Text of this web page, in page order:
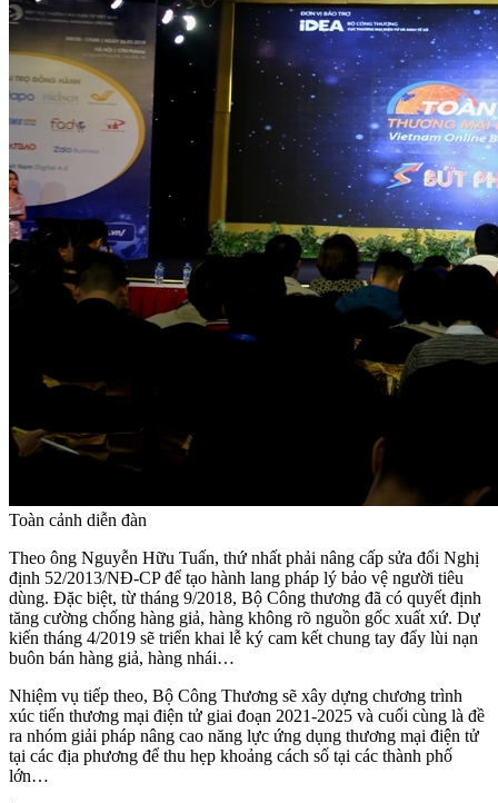
Toàn cảnh diễn đàn
Theo ông Nguyễn Hữu Tuấn, thứ nhất phải nâng cấp sửa đổi Nghị
định 52/2013/NĐ-CP để tạo hành lang pháp lý bảo vệ người tiêu
dùng. Đặc biệt, từ tháng 9/2018, Bộ Công thương đã có quyết định
tăng cường chống hàng giả, hàng không rõ nguồn gốc xuất xứ. Dự
kiến tháng 4/2019 sẽ triển khai lễ ký cam kết chung tay đẩy lùi nạn
buôn bán hàng giả, hàng nhái…
Nhiệm vụ tiếp theo, Bộ Công Thương sẽ xây dựng chương trình
xúc tiến thương mại điện tử giai đoạn 2021-2025 và cuối cùng là đề
ra nhóm giải pháp nâng cao năng lực ứng dụng thương mại điện tử
tại các địa phương để thu hẹp khoảng cách số tại các thành phố
lớn…